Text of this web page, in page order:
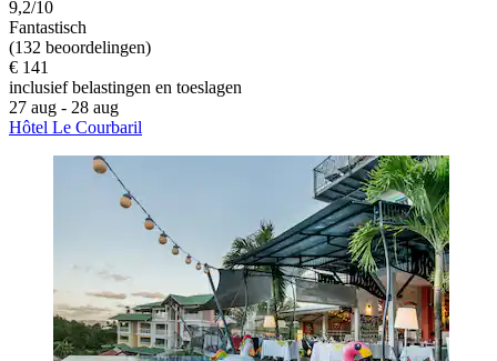
9,2/10
Fantastisch
(132 beoordelingen)
€ 141
inclusief belastingen en toeslagen
27 aug - 28 aug
Hôtel Le Courbaril